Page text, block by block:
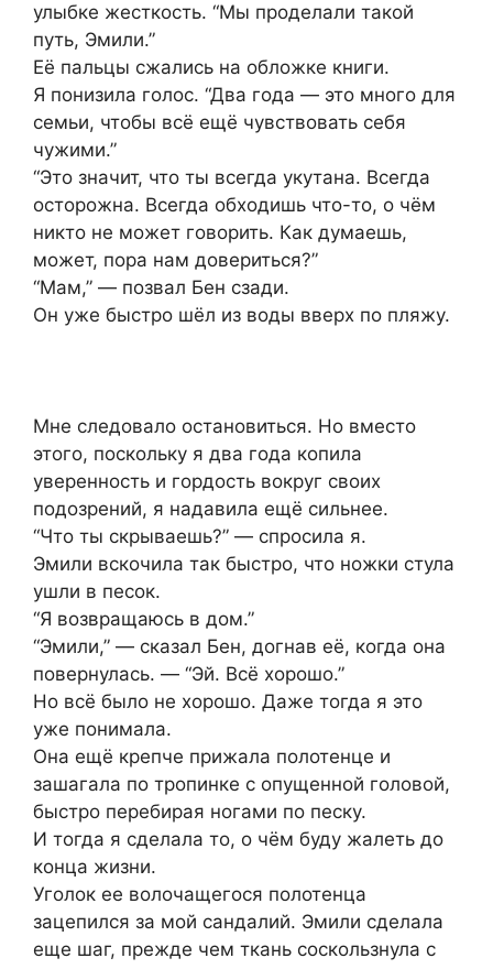
улыбке жесткость. “Мы проделали такой
путь, Эмили.”
Её пальцы сжались на обложке книги.
Я понизила голос. “Два года — это много для
семьи, чтобы всё ещё чувствовать себя
чужими.”
“Это значит, что ты всегда укутана. Всегда
осторожна. Всегда обходишь что-то, о чём
никто не может говорить. Как думаешь,
может, пора нам довериться?”
“Мам,” — позвал Бен сзади.
Он уже быстро шёл из воды вверх по пляжу.
Мне следовало остановиться. Но вместо
этого, поскольку я два года копила
уверенность и гордость вокруг своих
подозрений, я надавила ещё сильнее.
“Что ты скрываешь?” — спросила я.
Эмили вскочила так быстро, что ножки стула
ушли в песок.
“Я возвращаюсь в дом.”
“Эмили,” — сказал Бен, догнав её, когда она
повернулась. — “Эй. Всё хорошо.”
Но всё было не хорошо. Даже тогда я это
уже понимала.
Она ещё крепче прижала полотенце и
зашагала по тропинке с опущенной головой,
быстро перебирая ногами по песку.
И тогда я сделала то, о чём буду жалеть до
конца жизни.
Уголок ее волочащегося полотенца
зацепился за мой сандалий. Эмили сделала
еще шаг, прежде чем ткань соскользнула с